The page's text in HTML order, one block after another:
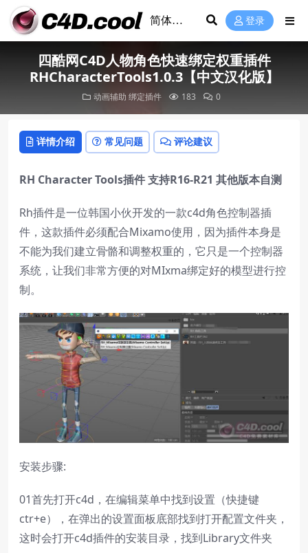
登录
四酷网C4D人物角色快速绑定权重插件
RHCharacterTools1.0.3【中文汉化版】
动画辅助 绑定插件 183 0
详情介绍 常见问题 评论建议
RH Character Tools插件 支持R16-R21 其他版本自测
Rh插件是一位韩国小伙开发的一款c4d角色控制器插
件，这款插件必须配合Mixamo使用，因为插件本身是
不能为我们建立骨骼和调整权重的，它只是一个控制器
系统，让我们非常方便的对MIxma绑定好的模型进行控
制。
安装步骤:
01首先打开c4d，在编辑菜单中找到设置（快捷键
ctr+e），在弹出的设置面板底部找到打开配置文件夹，
这时会打开c4d插件的安装目录，找到Library文件夹